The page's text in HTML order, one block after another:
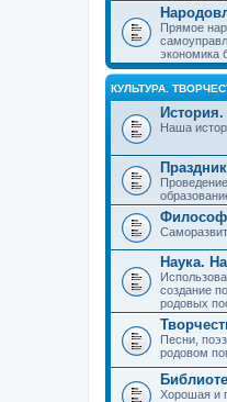
Прямое
экономика
КУЛЬТУРА.
История.
Наша
Наука.
создание
родовых
Песни,
родовом
Хорошая и